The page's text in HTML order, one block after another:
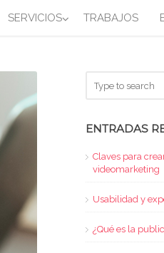
SERVICIOS TRABAJOS
ENTRADAS
Claves para
videomarketing
Usabilidad y
¿Qué es la